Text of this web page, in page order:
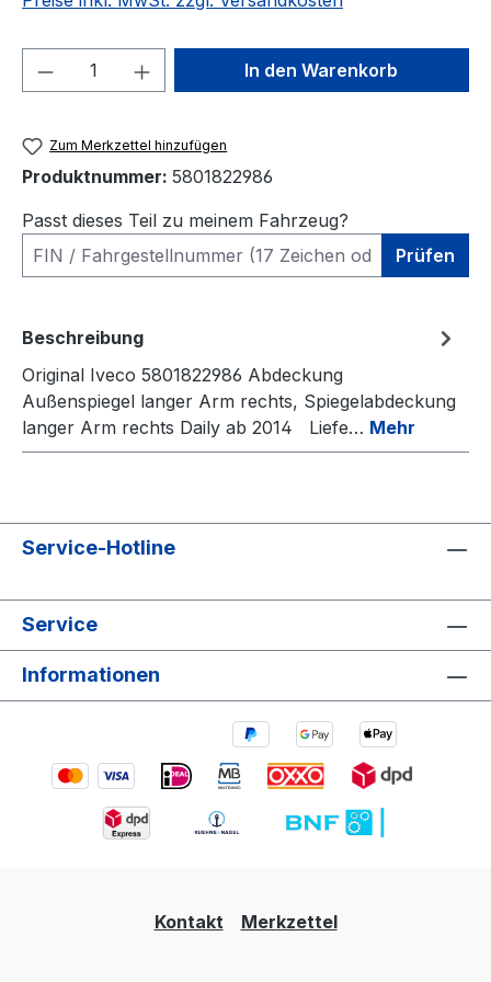
Produkt Anzahl: Gib denIn den Warenkorb
Zum Merkzettel hinzufügen
Produktnummer: 5801822986
Passt dieses Teil zu meinem Fahrzeug?
Prüfen
Beschreibung
Original Iveco 5801822986 Abdeckung
Außenspiegel langer Arm rechts, Spiegelabdeckung
langer Arm rechts Daily ab 2014 Liefe… Mehr
Service-Hotline
Service
Informationen
Kontakt Merkzettel